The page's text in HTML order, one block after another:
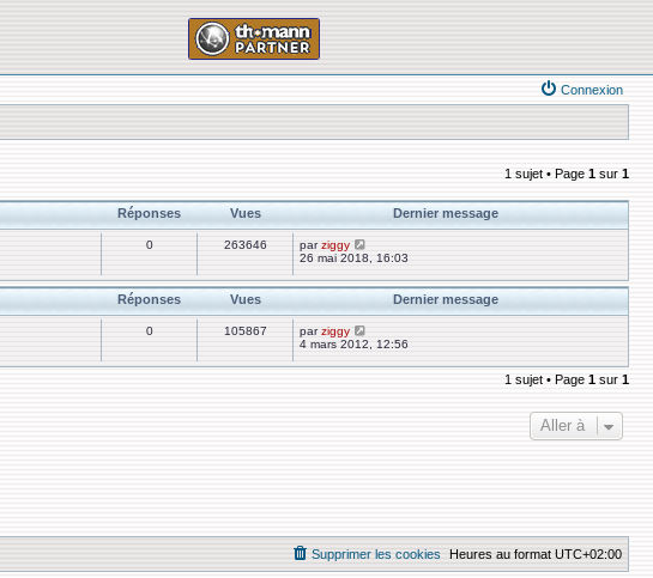
Connexion
1 sujet • Page 1 sur 1
Réponses Vues Dernier message
0 263646 parziggy
26 mai 2018, 16:03
Réponses Vues Dernier message
0 105867 parziggy
4 mars 2012, 12:56
1 sujet • Page 1 sur 1
Aller à
Heures au format UTC+02:00
Supprimer les cookies